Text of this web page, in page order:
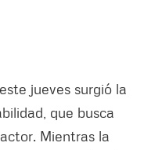
jueves surgió la
que busca
Mientras la